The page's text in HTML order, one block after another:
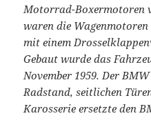
Motorrad-Boxermotoren
waren die
mit einem
Gebaut wurde das
November 1959. Der
Radstand, seitlichen
Karosserie ersetzte den